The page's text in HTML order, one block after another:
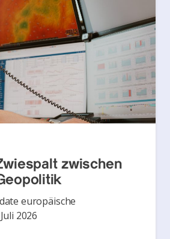
zwischen
europäische
2026